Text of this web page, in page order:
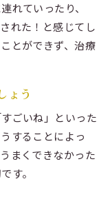
れていったり、
れた！と感じてし
とができず、治療
ょう
ごいね」といった
することによっ
まくできなかった
す。